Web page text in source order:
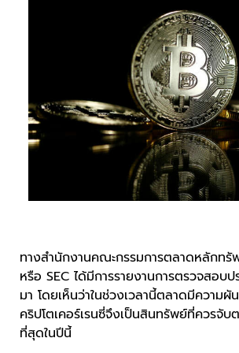
ทางสำนักงานคณะกรรมการตลาดหลักท
หรือ SEC ได้มีการรายงานการตรวจสอบป
มา โดยเห็นว่าในช่วงเวลานี้ตลาดมีความ
คริปโตเคอร์เรนซี่จึงเป็นสินทรัพย์ที่ควรจับต
ที่สุดในปีนี้